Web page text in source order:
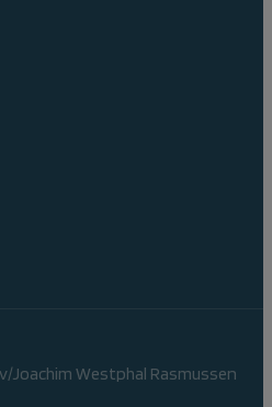
Westphal Rasmussen